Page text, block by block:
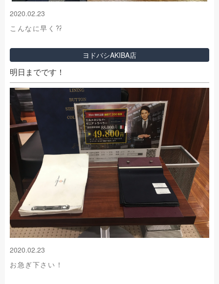
2020.02.23
こんなに早く⁇
ヨドバシAKIBA店
明日までです！
2020.02.23
お急ぎ下さい！